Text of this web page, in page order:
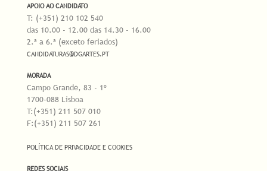
APOIO AO CANDIDATO
T: (+351) 210 102 540
das 10.00 - 12.00 das 14.30 - 16.00
2.ª a 6.ª (exceto feriados)
CANDIDATURAS@DGARTES.PT
MORADA
Campo Grande, 83 - 1º
1700-088 Lisboa
T:(+351) 211 507 010
F:(+351) 211 507 261
POLÍTICA DE PRIVACIDADE E COOKIES
REDES SOCIAIS